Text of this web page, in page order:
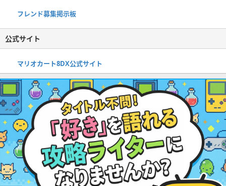
フレンド募集掲示板
公式サイト
マリオカート8DX公式サイト